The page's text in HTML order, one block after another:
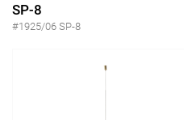
SP-8
#1925/06 SP-8